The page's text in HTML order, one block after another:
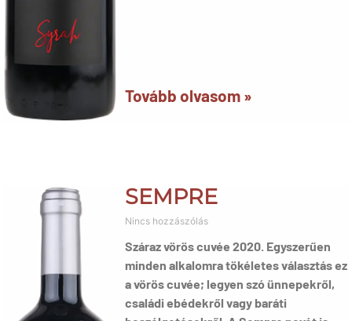
Tovább olvasom »
SEMPRE
Nincs hozzászólás
Száraz vörös cuvée 2020. Egyszerűen
minden alkalomra tökéletes választás ez
a vörös cuvée; legyen szó ünnepekről,
családi ebédekről vagy baráti